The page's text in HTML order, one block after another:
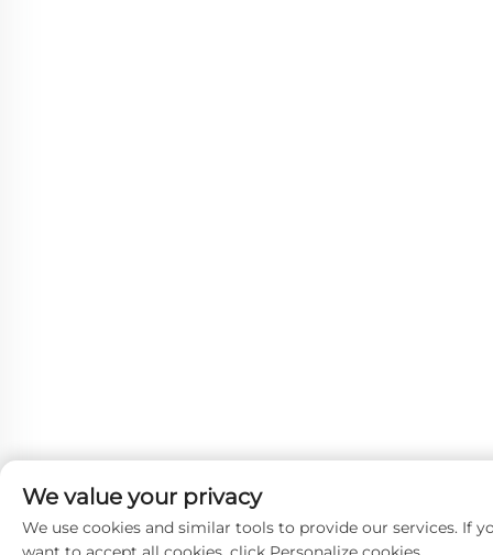
We value your privacy
We use cookies and similar tools to provide our services. If